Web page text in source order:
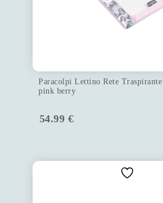
Paracolpi Lettino Rete
pink berry
54.99 €